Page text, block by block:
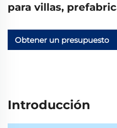
para villas,
Obtener un presupuesto
Introducción